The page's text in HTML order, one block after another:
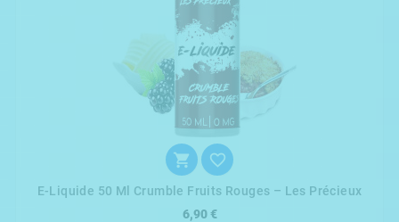
 
E-Liquide 50 Ml Crumble Fruits Rouges – Les Précieux
6,90 €